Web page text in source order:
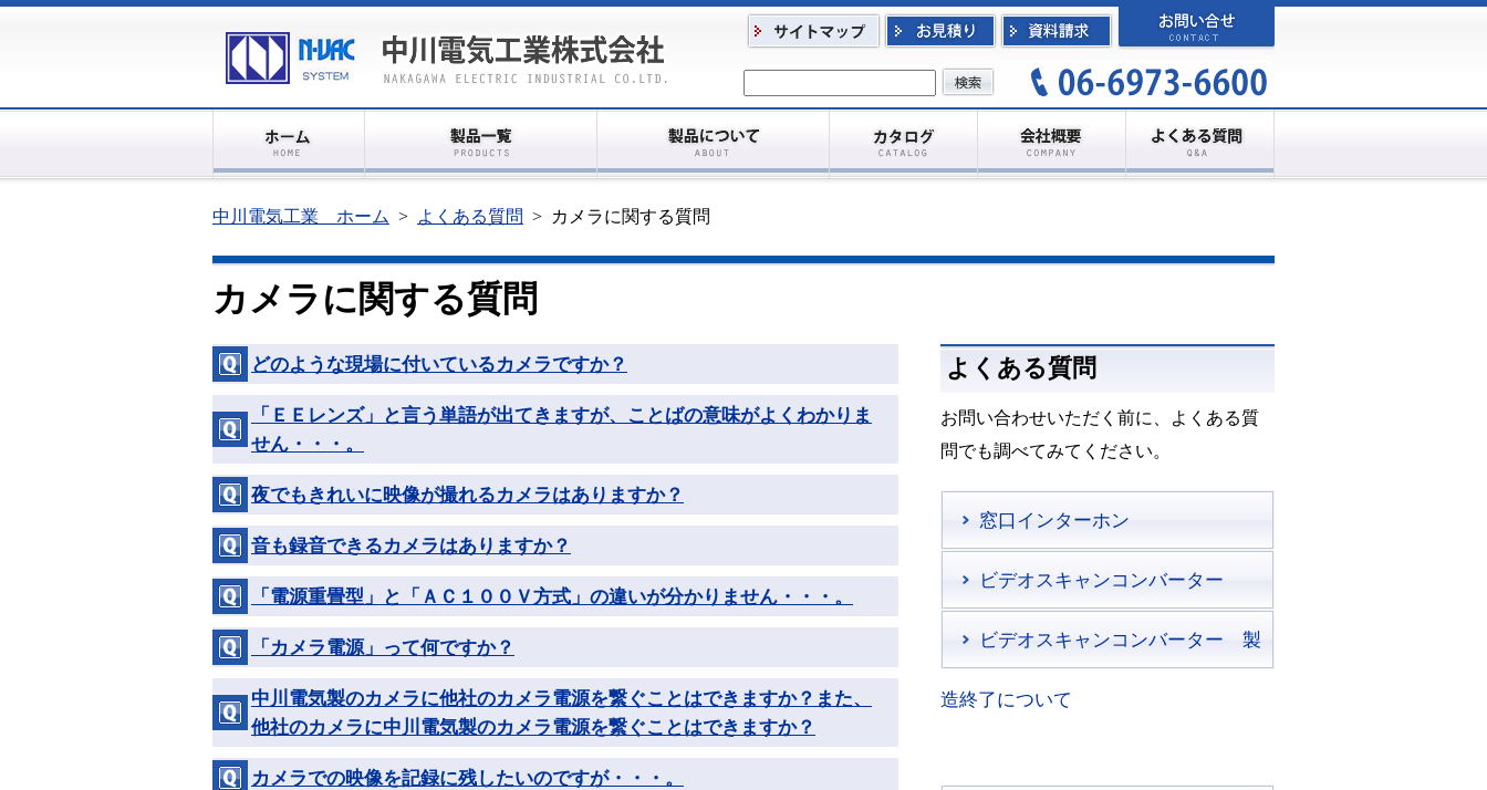
中川電気工業 ホーム > よくある質問 > カメラに関する質問
カメラに関する質問
どのような現場に付いているカメラですか？
「ＥＥレンズ」と言う単語が出てきますが、ことばの意味がよくわかりま
せん・・・。
夜でもきれいに映像が撮れるカメラはありますか？
音も録音できるカメラはありますか？
「電源重畳型」と「ＡＣ１００Ｖ方式」の違いが分かりません・・・。
「カメラ電源」って何ですか？
中川電気製のカメラに他社のカメラ電源を繋ぐことはできますか？また、
他社のカメラに中川電気製のカメラ電源を繋ぐことはできますか？
カメラでの映像を記録に残したいのですが・・・。
よくある質問
お問い合わせいただく前に、よくある質
問でも調べてみてください。
窓口インターホン
ビデオスキャンコンバーター
ビデオスキャンコンバーター 製
造終了について